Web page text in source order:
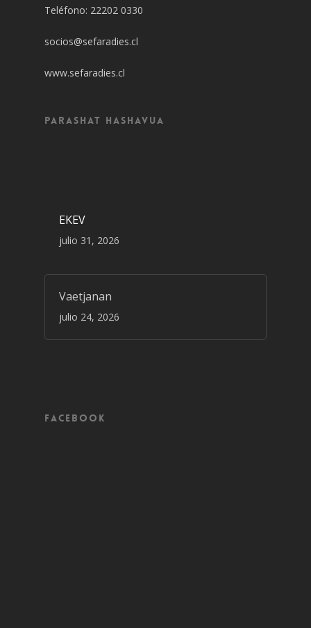
Teléfono: 22202 0330
socios@sefaradies.cl
www.sefaradies.cl
Parashat Hashavua
EKEV
julio 31, 2026
Vaetjanan
julio 24, 2026
Facebook